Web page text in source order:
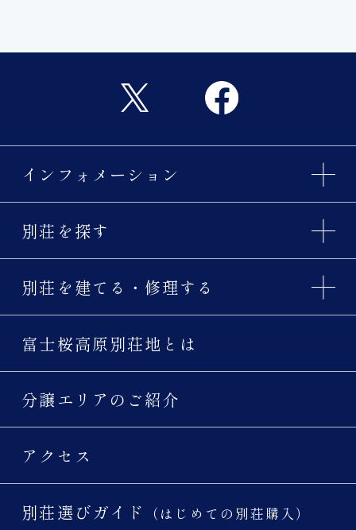
インフォメーション
別荘を探す
別荘を建てる・修理する
富士桜高原別荘地とは
分譲エリアのご紹介
アクセス
別荘選びガイド （はじめての別荘購入）